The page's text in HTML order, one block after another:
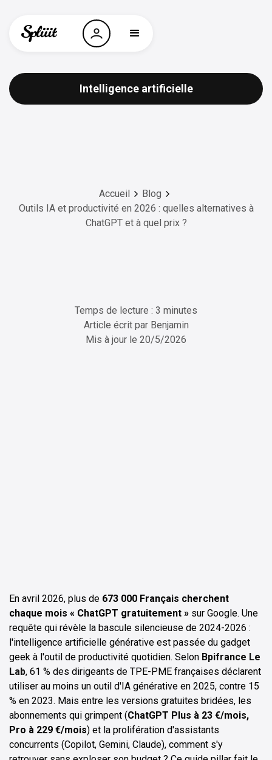
Intelligence artificielle
Accueil
Blog
Outils IA et productivité en 2026 : quelles alternatives à
ChatGPT et à quel prix ?
Temps de lecture : 3 minutes
Article écrit par Benjamin
Mis à jour le 20/5/2026
En avril 2026, plus de 673 000 Français cherchent
chaque mois « ChatGPT gratuitement » sur Google. Une
requête qui révèle la bascule silencieuse de 2024-2026 :
l'intelligence artificielle générative est passée du gadget
geek à l'outil de productivité quotidien. Selon Bpifrance Le
Lab, 61 % des dirigeants de TPE-PME françaises déclarent
utiliser au moins un outil d'IA générative en 2025, contre 15
% en 2023. Mais entre les versions gratuites bridées, les
abonnements qui grimpent (ChatGPT Plus à 23 €/mois,
Pro à 229 €/mois) et la prolifération d'assistants
concurrents (Copilot, Gemini, Claude), comment s'y